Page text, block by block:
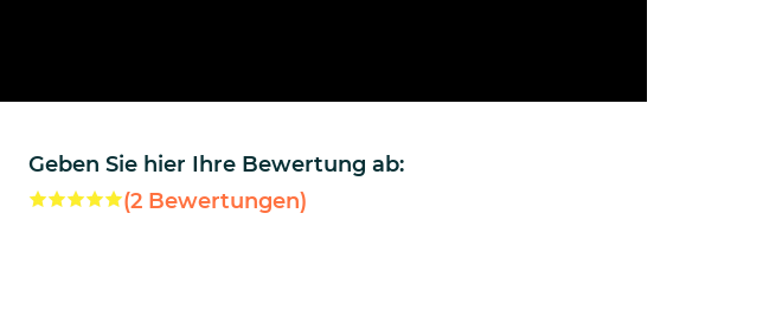
Geben Sie hier Ihre Bewertung ab:
(2 Bewertungen)